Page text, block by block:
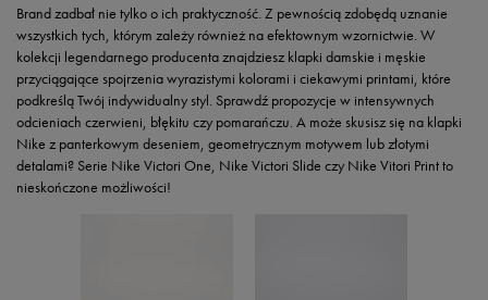
Brand zadbał nie tylko o ich praktyczność. Z pewnością zdobędą uznanie
wszystkich tych, którym zależy również na efektownym wzornictwie. W
kolekcji legendarnego producenta znajdziesz klapki damskie i męskie
przyciągające spojrzenia wyrazistymi kolorami i ciekawymi printami, które
podkreślą Twój indywidualny styl. Sprawdź propozycje w intensywnych
odcieniach czerwieni, błękitu czy pomarańczu. A może skusisz się na klapki
Nike z panterkowym deseniem, geometrycznym motywem lub złotymi
detalami? Serie Nike Victori One, Nike Victori Slide czy Nike Vitori Print to
nieskończone możliwości!